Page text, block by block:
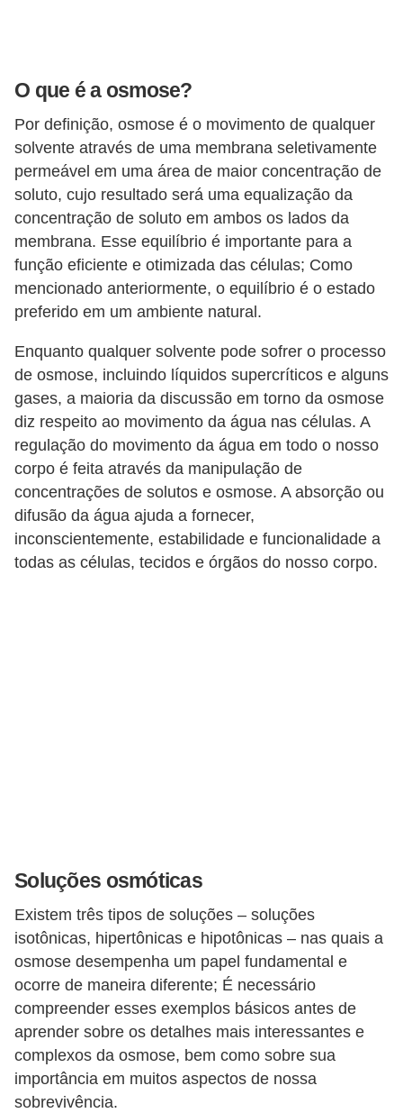
O que é a osmose?
Por definição, osmose é o movimento de qualquer
solvente através de uma membrana seletivamente
permeável em uma área de maior concentração de
soluto, cujo resultado será uma equalização da
concentração de soluto em ambos os lados da
membrana. Esse equilíbrio é importante para a
função eficiente e otimizada das células; Como
mencionado anteriormente, o equilíbrio é o estado
preferido em um ambiente natural.
Enquanto qualquer solvente pode sofrer o processo
de osmose, incluindo líquidos supercríticos e alguns
gases, a maioria da discussão em torno da osmose
diz respeito ao movimento da água nas células. A
regulação do movimento da água em todo o nosso
corpo é feita através da manipulação de
concentrações de solutos e osmose. A absorção ou
difusão da água ajuda a fornecer,
inconscientemente, estabilidade e funcionalidade a
todas as células, tecidos e órgãos do nosso corpo.
Soluções osmóticas
Existem três tipos de soluções – soluções
isotônicas, hipertônicas e hipotônicas – nas quais a
osmose desempenha um papel fundamental e
ocorre de maneira diferente; É necessário
compreender esses exemplos básicos antes de
aprender sobre os detalhes mais interessantes e
complexos da osmose, bem como sobre sua
importância em muitos aspectos de nossa
sobrevivência.
g
e
o
g
r
a
f
i
a
i
a
s
d
e
p
o
e
a
t
u
r
a
D
i